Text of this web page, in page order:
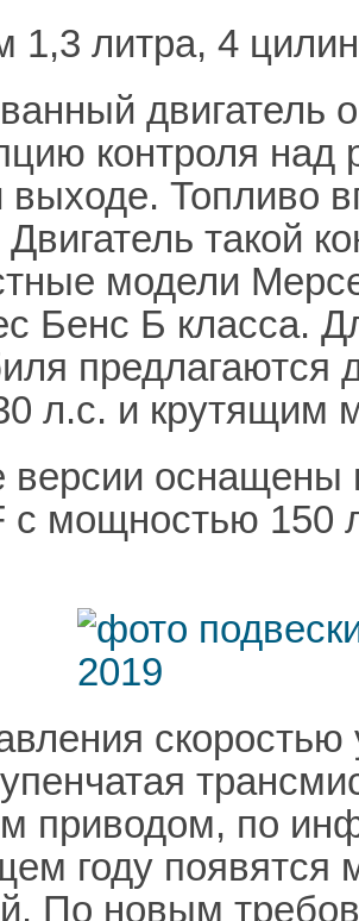
литра, 4
двигатель
контроля над
выходе. Топливо
такой
модели
Бенс Б класса.
предлагаются
л.с. и крутящим
версии
с мощностью
скоростью
приводом, по
году появятся
По новым